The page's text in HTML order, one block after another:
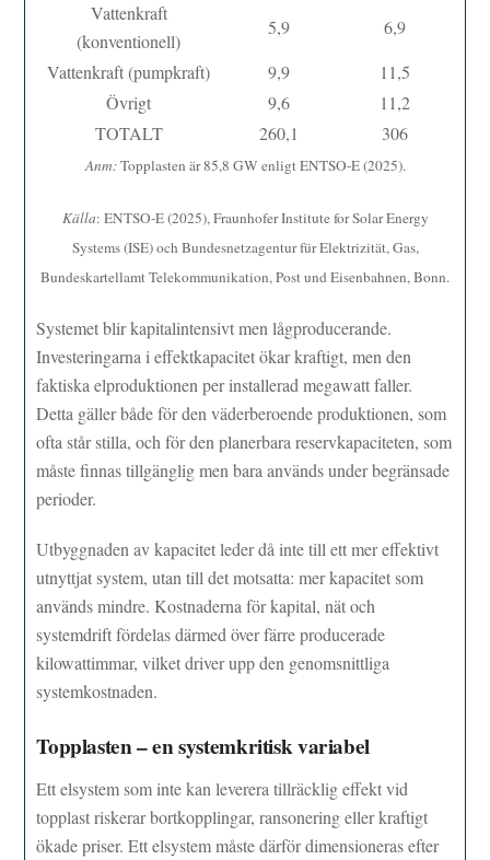
Vattenkraft
(konventionell)
5,9
6,9
Vattenkraft (pumpkraft)
9,9
11,5
Övrigt
9,6
11,2
TOTALT
260,1 306
Anm:Topplasten är 85,8 GW enligt ENTSO-E (2025).
Källa: ENTSO-E (2025), Fraunhofer Institute for Solar Energy
Systems (ISE) och Bundesnetzagentur für Elektrizität, Gas,
Bundeskartellamt Telekommunikation, Post und Eisenbahnen, Bonn.
Systemet blir kapitalintensivt men lågproducerande.
Investeringarna i effektkapacitet ökar kraftigt, men den
faktiska elproduktionen per installerad megawatt faller.
Detta gäller både för den väderberoende produktionen, som
ofta står stilla, och för den planerbara reservkapaciteten, som
måste finnas tillgänglig men bara används under begränsade
perioder.
Utbyggnaden av kapacitet leder då inte till ett mer effektivt
utnyttjat system, utan till det motsatta: mer kapacitet som
används mindre. Kostnaderna för kapital, nät och
systemdrift fördelas därmed över färre producerade
kilowattimmar, vilket driver upp den genomsnittliga
systemkostnaden.
Topplasten – en systemkritisk variabel
Ett elsystem som inte kan leverera tillräcklig effekt vid
topplast riskerar bortkopplingar, ransonering eller kraftigt
ökade priser. Ett elsystem måste därför dimensioneras efter